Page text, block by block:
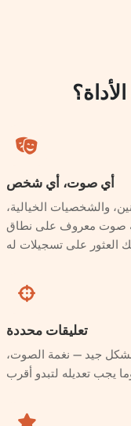
أي صوت، أي شخص
والشخصيات الخيالية،
صوت معروف على نطاق
تعليقات محددة
بشكل جيد — نغمة الصوت،